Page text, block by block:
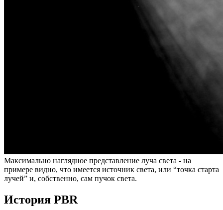
Максимально наглядное представление луча света - на
примере видно, что имеется источник света, или “точка старта
лучей” и, собственно, сам пучок света.
История PBR